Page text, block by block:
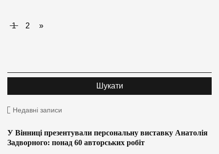
1 2 »
Недавні записи
У Вінниці презентували персональну виставку Анатолія
Задворного: понад 60 авторських робіт